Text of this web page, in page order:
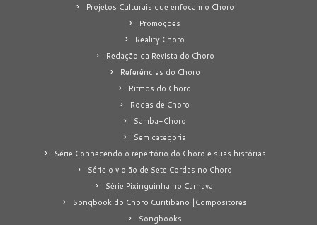
Projetos Culturais que enfocam o Choro
Promoções
Reality Choro
Redação da Revista do Choro
Referências do Choro
Ritmos do Choro
Rodas de Choro
Samba-Choro
Sem categoria
Série Conhecendo o repertório do Choro e suas histórias
Série o violão de Sete Cordas no Choro
Série Pixinguinha no Carnaval
Songbook do Choro Curitibano |Compositores
Songbooks